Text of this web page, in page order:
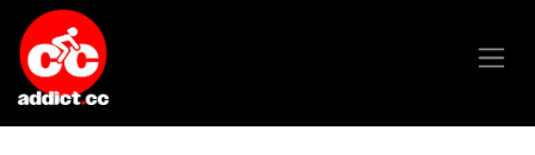
Overslaan naar inhoud